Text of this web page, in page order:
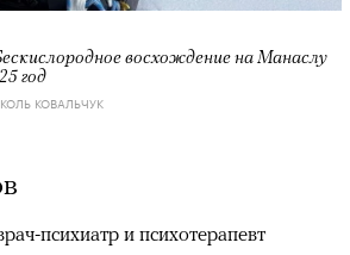
восхождение на Манаслу
год
КОВАЛЬЧУК
психиатр и психотерапевт